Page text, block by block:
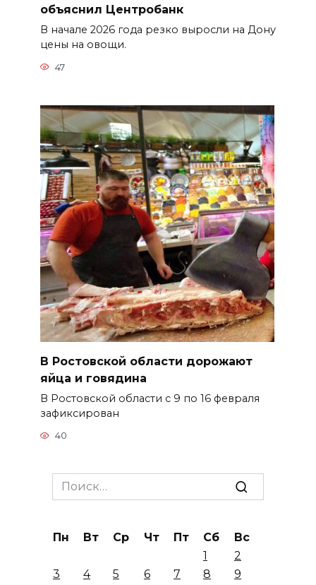
объяснил Центробанк
В начале 2026 года резко выросли на Дону
цены на овощи.
47
В Ростовской области дорожают
яйца и говядина
В Ростовской области с 9 по 16 февраля
зафиксирован
40
Search
for:
Пн Вт Ср Чт Пт Сб
Вс
1
2
3
4 5 6 7 8
9